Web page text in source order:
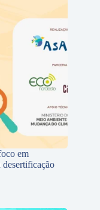
em
desertificação